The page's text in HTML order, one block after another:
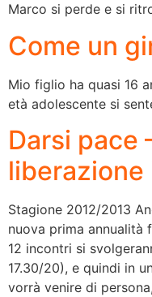
Marco si perde e si
Come un
Mio figlio ha quasi 16
età adolescente si
Darsi pace
Stagione 2012/2013
nuova prima
12 incontri si
17.30/20), e quindi in
vorrà venire di